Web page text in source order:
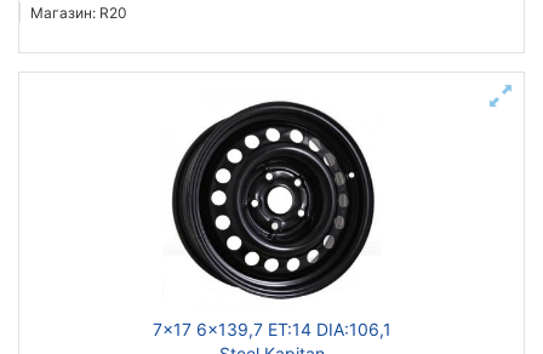
Магазин: R20
7x17 6x139,7 ET:14 DIA:106,1